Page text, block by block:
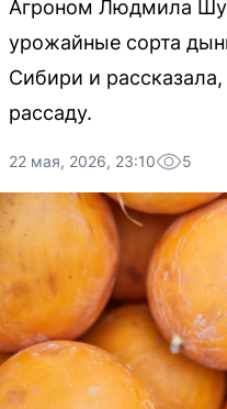
Агроном Людмила
урожайные сорта
Сибири и
рассаду.
22 мая, 2026, 23:10 5